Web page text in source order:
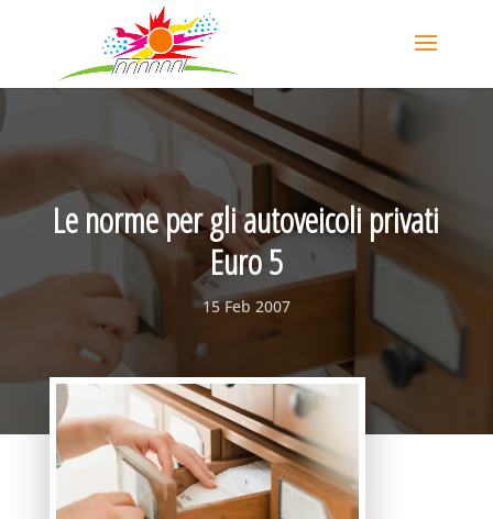
Le norme per gli autoveicoli privati
Euro 5
15 Feb 2007